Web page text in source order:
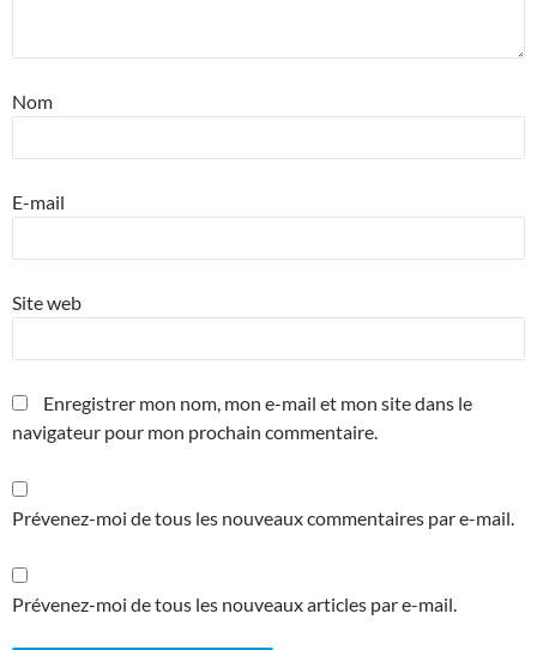
Nom
E-mail
Site web
Enregistrer mon nom, mon e-mail et mon site dans le
navigateur pour mon prochain commentaire.
Prévenez-moi de tous les nouveaux commentaires par e-mail.
Prévenez-moi de tous les nouveaux articles par e-mail.